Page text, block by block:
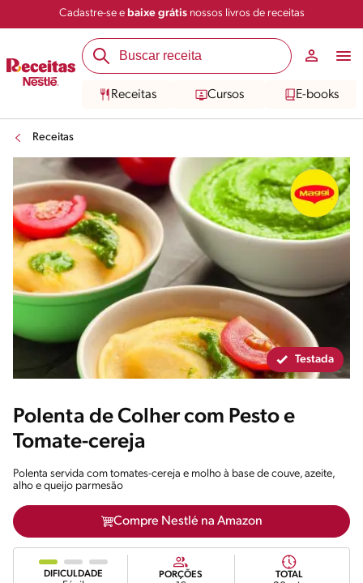
Cadastre-se e baixe grátisnossos livros de receitas
Receitas Cursos E-books
Receitas
Salvar Compartilhar
Testada
Polenta de Colher com Pesto e
Tomate-cereja
Polenta servida com tomates-cereja e molho à base de couve, azeite,
alho e queijo parmesão
Compre Nestlé na Amazon
DIFICULDADE PORÇÕES TOTAL